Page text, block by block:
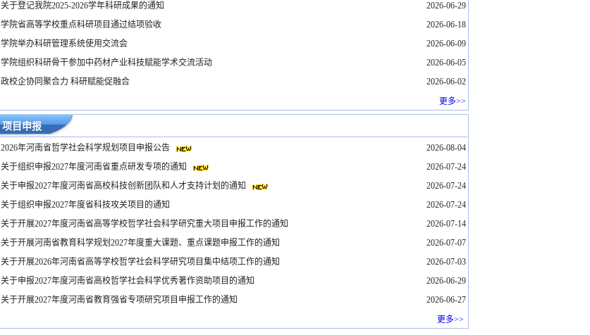
关于登记我院2025-2026学年科研成果的通知
2026-06-29
学院省高等学校重点科研项目通过结项验收
2026-06-18
学院举办科研管理系统使用交流会
2026-06-09
学院组织科研骨干参加中药材产业科技赋能学术交流活动
2026-06-05
政校企协同聚合力 科研赋能促融合
2026-06-02
更多>>
项目申报
2026年河南省哲学社会科学规划项目申报公告
2026-08-04
关于组织申报2027年度河南省重点研发专项的通知
2026-07-24
关于申报2027年度河南省高校科技创新团队和人才支持计划的通知
2026-07-24
关于组织申报2027年度省科技攻关项目的通知
2026-07-24
关于开展2027年度河南省高等学校哲学社会科学研究重大项目申报工作的通知
2026-07-14
关于开展河南省教育科学规划2027年度重大课题、重点课题申报工作的通知
2026-07-07
关于开展2026年河南省高等学校哲学社会科学研究项目集中结项工作的通知
2026-07-03
关于申报2027年度河南省高校哲学社会科学优秀著作资助项目的通知
2026-06-29
关于开展2027年度河南省教育强省专项研究项目申报工作的通知
2026-06-27
更多>>